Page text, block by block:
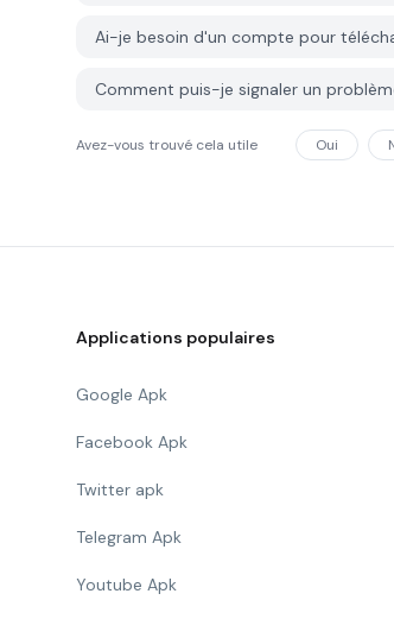
Ai-je besoin d'un compte pour
Comment puis-je signaler un
Avez-vous trouvé cela utile Oui
Applications populaires
Google Apk
Facebook Apk
Twitter apk
Telegram Apk
Youtube Apk